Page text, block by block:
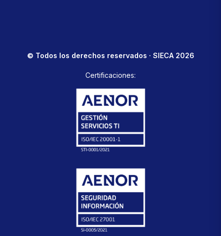
© Todos los derechos reservados · SIECA 2026
Certificaciones: